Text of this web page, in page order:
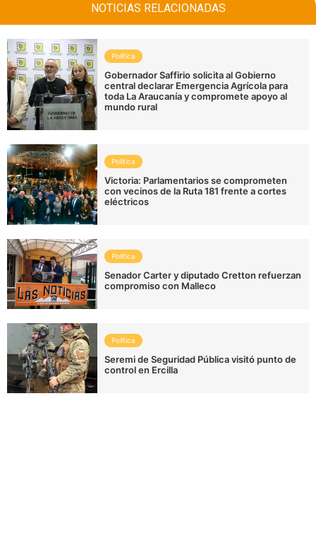
NOTICIAS RELACIONADAS
Política
Gobernador Saffirio solicita al Gobierno
central declarar Emergencia Agrícola para
toda La Araucanía y compromete apoyo al
mundo rural
Política
Victoria: Parlamentarios se comprometen
con vecinos de la Ruta 181 frente a cortes
eléctricos
Política
Senador Carter y diputado Cretton refuerzan
compromiso con Malleco
Política
Seremi de Seguridad Pública visitó punto de
control en Ercilla